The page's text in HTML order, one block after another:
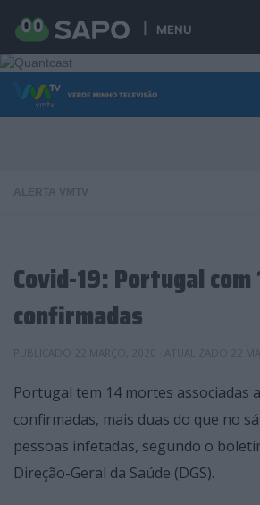
MENU
Skip to content
Covid-19: Portugal
confirmadas
Portugal tem 14 mortes associadas
confirmadas, mais duas do que no
pessoas infetadas, segundo o
Direção-Geral da Saúde (DGS).